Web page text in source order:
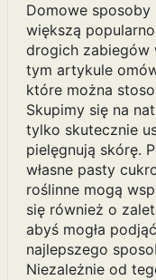
Domowe sposoby
większą
drogich zabiegów
tym artykule
które można
Skupimy się na
tylko skutecznie
pielęgnują skórę.
własne pasty
roślinne mogą
się również o
abyś mogła
najlepszego
Niezależnie od